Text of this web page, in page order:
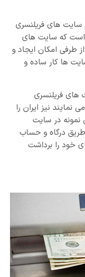
سایت های فریلنسری
است که سایت های
طرفی امکان ایجاد و
ها کار ساده و
های فریلنسری
نمایند نیز ایران را
نمونه در سایت
طریق درگاه و حساب
خود را برداشت